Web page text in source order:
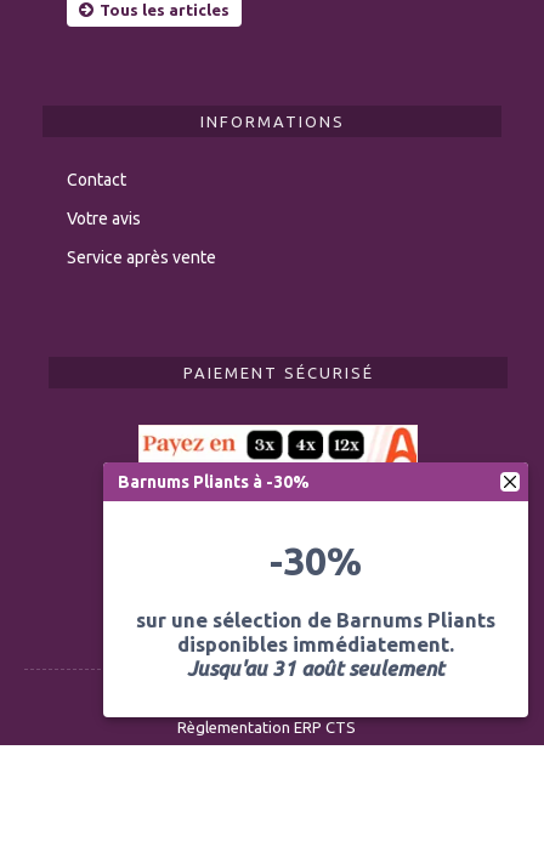
Tous les articles
INFORMATIONS
Contact
Votre avis
Service après vente
PAIEMENT SÉCURISÉ
Règlementation ERP CTS
Barnums Pliants à -30%
-30%
sur une sélection de Barnums Pliants
disponibles immédiatement.
Jusqu'au 31 août seulement